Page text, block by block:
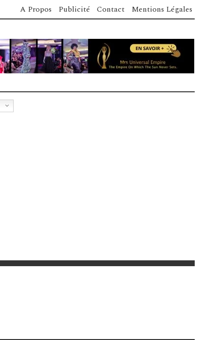
A Propos Publicité Contact Mentions Légales